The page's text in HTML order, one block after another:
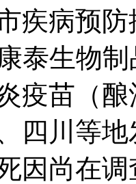
疾病预
泰生物制
疫苗（
四川等
因尚在